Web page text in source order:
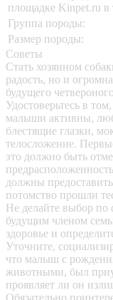
площадке Kinpet.ru
Группа породы:
Размер породы:
Советы
Стать хозяином
радость, но и
будущего
Удостоверьтесь в
малыши активны,
блестящие глазки,
телосложение.
это должно быть
должны
потомство прошли
Не делайте выбор по
будущим членом
здоровье и
Уточните,
что малыш с
животными, был
проявляет ли он